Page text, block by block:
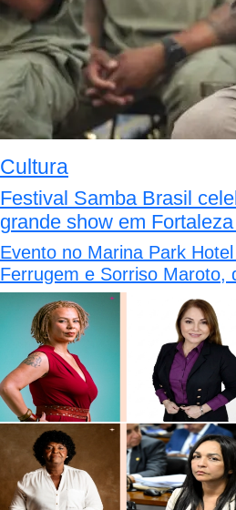
Cultura
Festival Samba Brasil
grande show em
Evento no Marina Park
Ferrugem e Sorriso Maroto,